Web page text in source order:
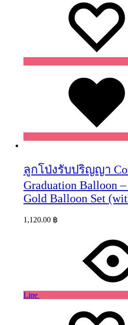
ลูกโป่งรับปริญญา
Graduation Balloon –
Gold Balloon Set
1,120.00 ฿
Line